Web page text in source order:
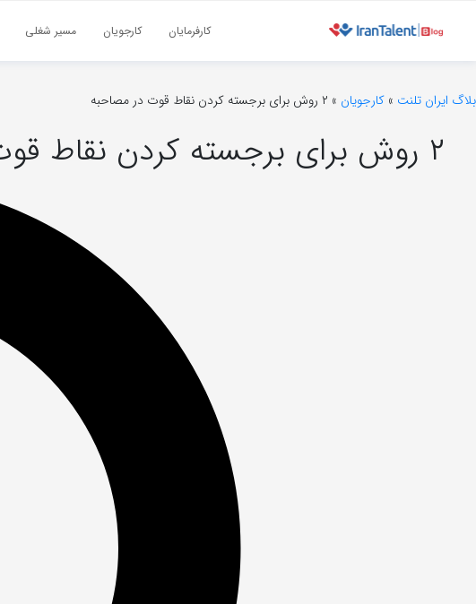
کارفرمایان کارجویان مسیر شغلی
بلاگ ایران تلنت » کارجویان » ۲ روش برای برجسته کردن نقاط قوت در مصاحبه
۲ روش برای برجسته کردن نقاط قوت در مصاحبه